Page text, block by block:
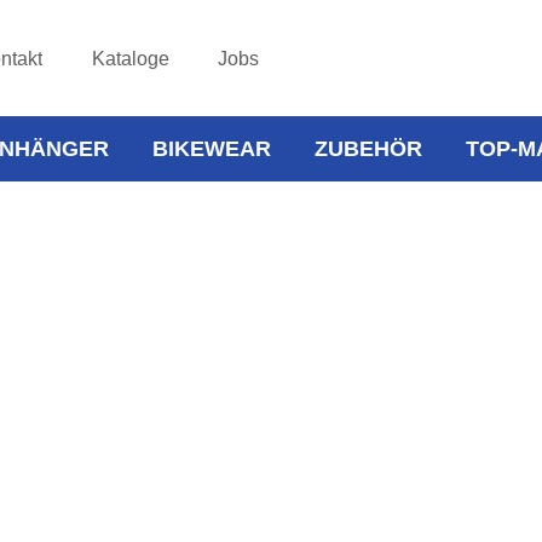
Kataloge Jobs
BIKEWEAR ZUBEHÖR TOP-